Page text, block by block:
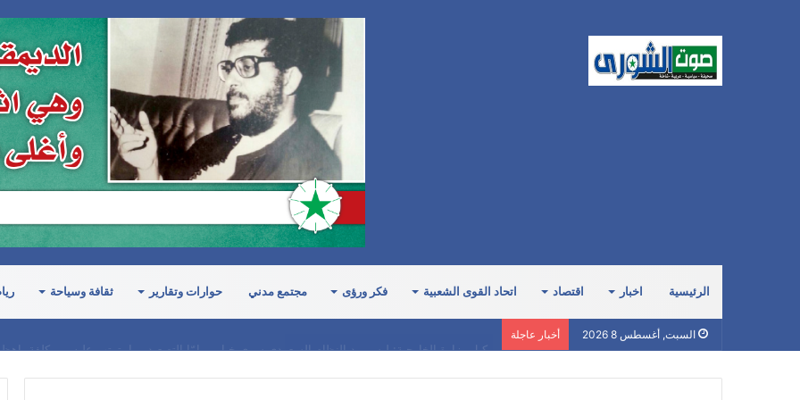
الرئيسية اخبار اقتصاد اتحاد القوى الشعبية فكر ورؤى مجتمع مدني حوارات وتقارير ثقافة وسياحة
السبت, أغسطس 8 2026 أخبار عاجلة